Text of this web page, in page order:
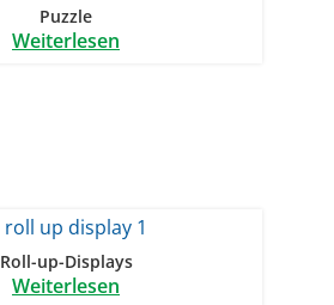
Puzzle
Weiterlesen
Roll-up-Displays
Weiterlesen